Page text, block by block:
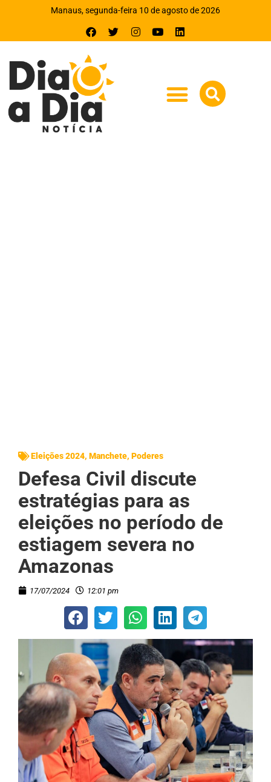
Manaus, segunda-feira 10 de agosto de 2026
Eleições 2024, Manchete, Poderes
Defesa Civil discute
estratégias para as
eleições no período de
estiagem severa no
Amazonas
17/07/2024 12:01 pm